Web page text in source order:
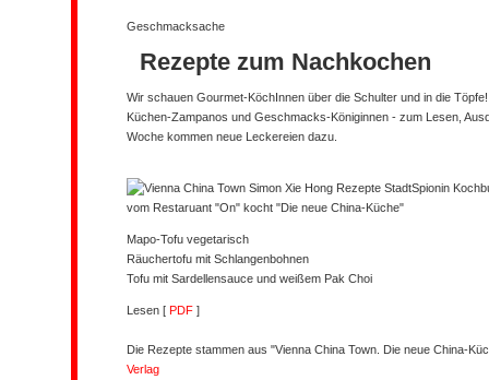
Geschmacksache
Rezepte zum Nachkochen
Wir schauen Gourmet-KöchInnen über die Schulter und in die Töpfe!
Küchen-Zampanos und Geschmacks-Königinnen - zum Lesen,
Woche kommen neue Leckereien dazu.
vom Restaruant "On" kocht "Die neue China-Küche"
Mapo-Tofu vegetarisch
Räuchertofu mit Schlangenbohnen
Tofu mit Sardellensauce und weißem Pak Choi
Lesen [ PDF ]
Die Rezepte stammen aus "Vienna China Town. Die neue China-
Verlag